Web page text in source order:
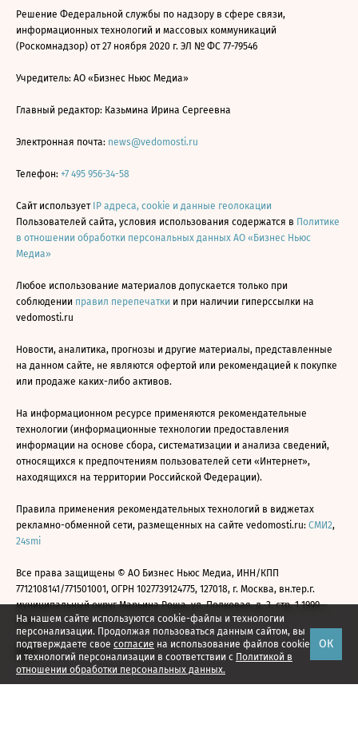
На нашем сайте используются cookie-файлы и технологии
персонализации. Продолжая пользоваться данным сайтом, вы
подтверждаете свое согласие на использование файлов cookie
и технологий персонализации в соответствии с Политикой в
отношении обработки персональных данных.
ОК
Решение Федеральной службы по надзору в сфере связи,
информационных технологий и массовых коммуникаций
(Роскомнадзор) от 27 ноября 2020 г. ЭЛ № ФС 77-79546
Учредитель: АО «Бизнес Ньюс Медиа»
Главный редактор: Казьмина Ирина Сергеевна
Электронная почта: news@vedomosti.ru
Телефон: +7 495 956-34-58
Сайт использует IP адреса, cookie и данные геолокации
Пользователей сайта, условия использования содержатся в Политике
в отношении обработки персональных данных АО «Бизнес Ньюс
Медиа»
Любое использование материалов допускается только при
соблюдении правил перепечатки и при наличии гиперссылки на
vedomosti.ru
Новости, аналитика, прогнозы и другие материалы, представленные
на данном сайте, не являются офертой или рекомендацией к покупке
или продаже каких-либо активов.
На информационном ресурсе применяются рекомендательные
технологии (информационные технологии предоставления
информации на основе сбора, систематизации и анализа сведений,
относящихся к предпочтениям пользователей сети «Интернет»,
находящихся на территории Российской Федерации).
Правила применения рекомендательных технологий в виджетах
рекламно-обменной сети, размещенных на сайте vedomosti.ru: СМИ2,
24smi
Все права защищены © АО Бизнес Ньюс Медиа, ИНН/КПП
7712108141/771501001, ОГРН 1027739124775, 127018, г. Москва, вн.тер.г.
муниципальный округ Марьина Роща, ул. Полковая, д. 3, стр. 1 1999—
2026